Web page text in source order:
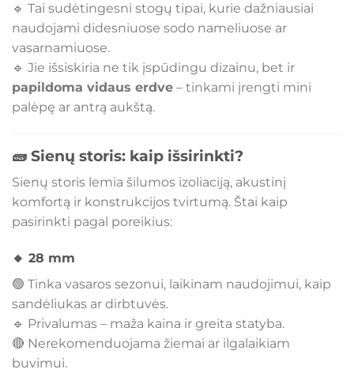
🔹 Tai sudėtingesni stogų tipai, kurie dažniausiai
naudojami didesniuose sodo nameliuose ar
vasarnamiuose.
🔹 Jie išsiskiria ne tik įspūdingu dizainu, bet ir
papildoma vidaus erdve – tinkami įrengti mini
palėpę ar antrą aukštą.
🧱 Sienų storis: kaip išsirinkti?
Sienų storis lemia šilumos izoliaciją, akustinį
komfortą ir konstrukcijos tvirtumą. Štai kaip
pasirinkti pagal poreikius:
🔸 28 mm
🟢 Tinka vasaros sezonui, laikinam naudojimui, kaip
sandėliukas ar dirbtuvės.
🔹 Privalumas – maža kaina ir greita statyba.
🔴 Nerekomenduojama žiemai ar ilgalaikiam
buvimui.